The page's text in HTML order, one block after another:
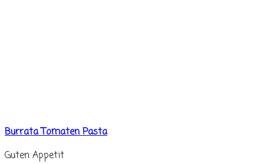
Burrata Tomaten Pasta
Guten Appetit